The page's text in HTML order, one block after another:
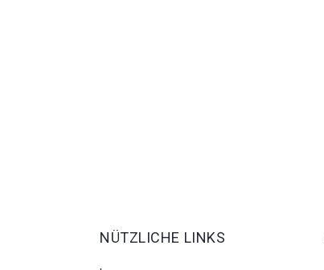
NÜTZLICHE LINKS